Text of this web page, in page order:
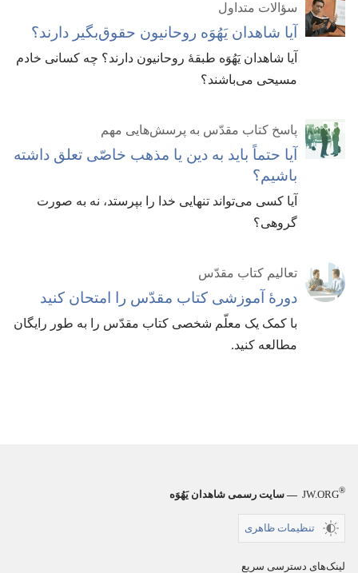
سؤالات متداول
آیا شاهدان یَهُوَه روحانیون حقوق‌بگیر دارند؟‏
آیا شاهدان یَهُوَه طبقهٔ روحانیون دارند؟‏ چه کسانی خادم
مسیحی می‌باشند؟‏
پاسخ کتاب مقدّس به پرسش‌هایی مهم
آیا حتماً باید به دین یا مذهب خاصّی تعلق داشته
باشیم؟‏
آیا کسی می‌تواند تنهایی خدا را بپرستد،‏ نه به صورت
گروهی؟‏
تعالیم کتاب مقدّس
دورهٔ آموزشی کتاب مقدّس را امتحان کنید
با کمک یک معلّم شخصی کتاب مقدّس را به طور رایگان
مطالعه کنید.‏
JW.ORG® — سایت رسمی شاهدان یَهُوَه
تنظیمات ظاهری
لینک‌های دسترسی سریع